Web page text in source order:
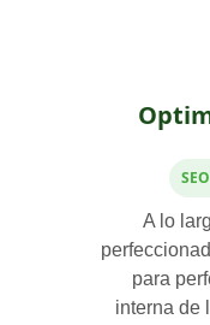
A lo
para
interna de